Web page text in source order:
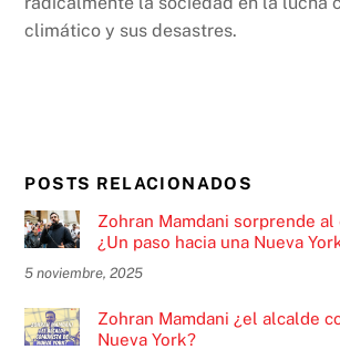
climático y sus desastres.
POSTS RELACIONADOS
Zohran Mamdani sorprende
¿Un paso hacia una Nueva
5 noviembre, 2025
Zohran Mamdani ¿el alcalde
Nueva York?